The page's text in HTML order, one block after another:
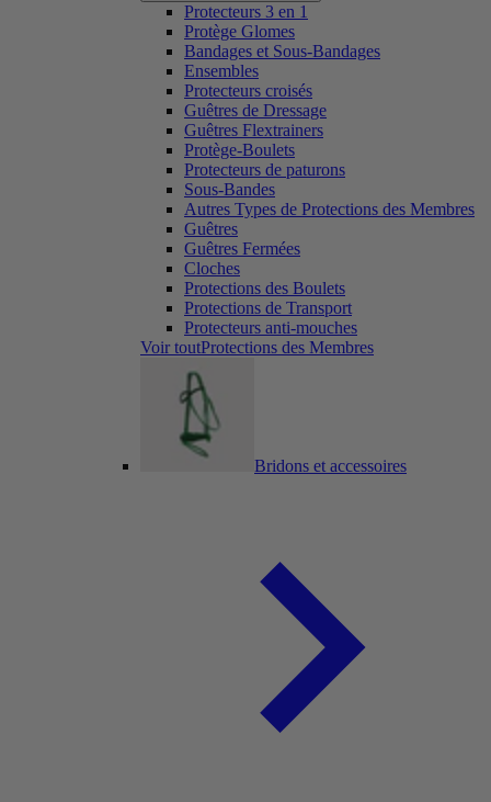
Protecteurs 3 en 1
Protège Glomes
Bandages et Sous-Bandages
Ensembles
Protecteurs croisés
Guêtres de Dressage
Guêtres Flextrainers
Protège-Boulets
Protecteurs de paturons
Sous-Bandes
Autres Types de Protections des Membres
Guêtres
Guêtres Fermées
Cloches
Protections des Boulets
Protections de Transport
Protecteurs anti-mouches
Voir toutProtections des Membres
Bridons et accessoires